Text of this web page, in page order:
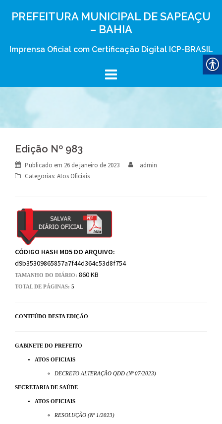
PREFEITURA MUNICIPAL DE SAPEAÇU
– BAHIA
Imprensa Oficial com Certificação Digital ICP-BRASIL
Edição Nº 983
Publicado em 26 de janeiro de 2023
admin
Categorias: Atos Oficiais
CÓDIGO HASH MD5 DO ARQUIVO:
d9b35309865857a7f44d364c53d8f754
TAMANHO DO DIÁRIO: 860 KB
TOTAL DE PÁGINAS: 5
CONTEÚDO DESTA EDIÇÃO
GABINETE DO PREFEITO
ATOS OFICIAIS
DECRETO ALTERAÇÃO QDD (Nº 07/2023)
SECRETARIA DE SAÚDE
ATOS OFICIAIS
RESOLUÇÃO (Nº 1/2023)